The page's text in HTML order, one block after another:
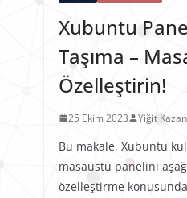
Xubuntu
Taşıma –
Özelleştirin!
25 Ekim 2023 Yiğit
Bu makale, Xubuntu
masaüstü panelini
özelleştirme konusunda